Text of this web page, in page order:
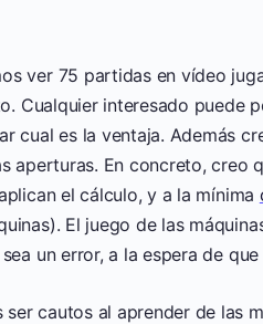
ver 75 partidas en vídeo
Cualquier interesado puede
cual es la ventaja. Además
aperturas. En concreto, creo
el cálculo, y a la mínima
El juego de las
un error, a la espera de
cautos al aprender de las